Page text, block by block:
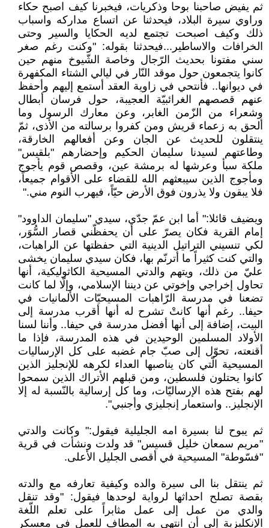
ثم يفيض صاحبنا بوحا وذكريات، فيخبرنا كيف اصبح حكاء
وراوي سيرة البلاد، فيحدثنا عن اتساع مداركه واسباب
ذلك وكيف اصبحت تجتمع لديه الحكايا والسير وحتى
الخرافات والاساطير...فيحدثنا بقوله: "وكنت رغم صغر
سني مفتونا بحديث الرّجال وخاصة الشّيوخ منهم حين
كانوا يتجمعون حول موقد النّار في ليالي الشتاء المكفهرة
في ديوانها.. فأنتحي في زاوية العقد أستمع إليهم وأحفظ
عنهم قصصهم الغرائبيّة العجيبة، حول فرسان أبطال
وشعراء من الزّمن الغابر، وعن معارك الرسول وما
ألحق به زعماء قريش ومن كفروا برسالته من الأذى، ثمّ
ينتقلون للحديث عن الجان وعن أفعالهم الخارقة،
وطاعتهم لسيدنا سليمان الحكيم وإحضارهم "بلقيس"
ملكة سبأ وعرشها له برمشة عين، وقصص قوم يأجوج
ومأجوج الذين سيبعثهم الله للقضاء على الأقوام جميعاً،
فلا يبقون ولا يذرون فوق الأرض حيّاً، فيهرب النوم مني."
ويضيف قائلا:" أما ابن عمّ جدّي، سيدي "سليمان الداوود"
إمام القرية فكان يصرّ على أن يحفظّني قصار السُّوَر،
لكي تنسيني التراتيل الدينية التي حفظتها عن الراهبات،
والتي كنت كثيراً ما أترنّم بها، فكان سيدي سليمان يخشى
عليّ من ذلك، ويتهم والدتي المسيحية الكاثوليكية، أنها
تحاول إخراجي وإخوتي عن ديننا الإسلامي، وإلّا لما كانت
تضعنا في مدرسة الرّاهبات المسيحيّات الألمانيات في
حيفا.. رغم أنها كانتْ تشرح له أنها أقرب مدرسة إلى
البيت، إضافة إلى أنها أفضل مدرسة في حيفا.. وأننا لسنا
الأولاد المسلمين الوحيدين في هذه المدرسة، فإذا ما
أقنعته، تحوّل إلى صبّ جام غضبه على كل الإرساليات
المسيحية الّتي كان يناصبها العداء لكرهه للإنجليز الذين
كانوا يحتلون فلسطين، ومن قبلهم الأتراك الذين سمحوا
لهم بفتح هذه الإرساليّات، وما كل إرسالية بالنّسبة له إلا
الإنجليز.. واستعمار إنجليزي وأجنبي".
ثم يبوح لنا بسيرة امه الجليلية فيقول:" وكانت والدتي
"مريم سمعان خليل قسيس" قد ولدت ونشأت في قرية
"فسّوطة" المسيحية في أقصى الجليل الأعلى.
ثم ينتقل بنا الى سيرة والده وكيفية تعارفه مع والدته
بقصة تصلح احداثها لرواية لوحدها فيقول: "وقد تنقل
والدي من عمل إلى عمل مثابراً على تعلم اللّغة
الإنكليزية إلى أن انتهى به المطاف للعمل في معسكر